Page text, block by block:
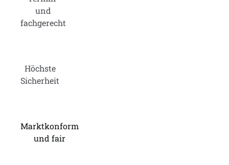
und
fachgerecht
Höchste
Sicherheit
Marktkonform
und fair